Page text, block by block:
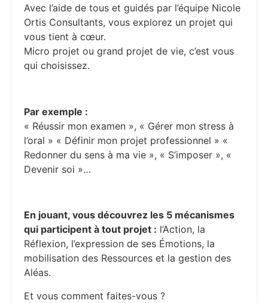
Avec l’aide de tous et guidés par l’équipe Nicole
Ortis Consultants, vous explorez un projet qui
vous tient à cœur.
Micro projet ou grand projet de vie, c’est vous
qui choisissez.
Par exemple :
« Réussir mon examen », « Gérer mon stress à
l’oral » « Définir mon projet professionnel » «
Redonner du sens à ma vie », « S’imposer », «
Devenir soi »…
En jouant, vous découvrez les 5 mécanismes
qui participent à tout projet : l’Action, la
Réflexion, l’expression de ses Émotions, la
mobilisation des Ressources et la gestion des
Aléas.
Et vous comment faites-vous ?